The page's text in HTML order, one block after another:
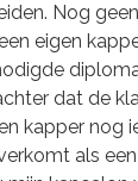
Nog
eigen
dat de
kapper nog
als een